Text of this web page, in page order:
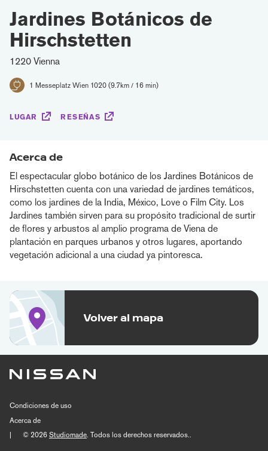
Jardines Botánicos de
Hirschstetten
1220 Vienna
1 Messeplatz Wien 1020 (9.7km / 16 min)
LUGAR RESEÑAS
Acerca de
El espectacular globo botánico de los Jardines Botánicos de
Hirschstetten cuenta con una variedad de jardines temáticos,
como los jardines de la India, México, Love o Film City. Los
Jardines también sirven para su propósito tradicional de surtir
de flores y arbustos al amplio programa de Viena de
plantación en parques urbanos y otros lugares, aportando
vegetación adicional a una ciudad ya pintoresca.
Volver al mapa
Condiciones de uso
Acerca de
|
© 2026Studiomade. Todos los derechos reservados..